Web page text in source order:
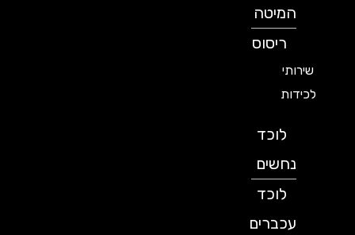
המיטה
ריסוס
שירותי
לכידות
לוכד
נחשים
לוכד
עכברים